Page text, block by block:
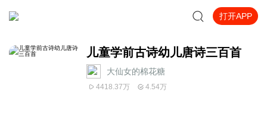
打开APP
儿童学前古诗幼儿唐诗三百首
大仙女的棉花糖
4418.37万 4.54万